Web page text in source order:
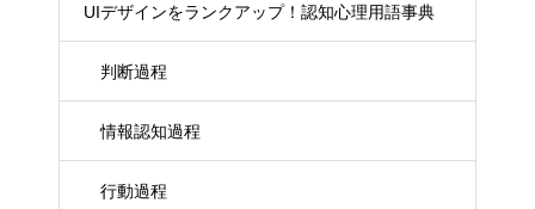
UIデザインをランクアップ！認知心理用語事典
判断過程
情報認知過程
行動過程